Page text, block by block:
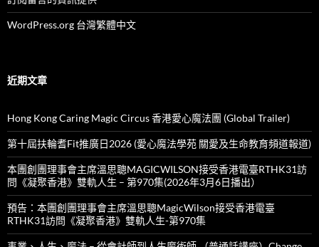
WordPress.org 台灣繁體中文
近期文章
Hong Kong Caring Magic Circus 香港愛心魔法團 (Global Trailer)
第十屆扶輪耆Fit推廣日2026 (愛心魔法學苑 關愛及生命教育頻道報道)
本團創團理事會主席溫思聰MAGICWILSON接受香港電臺RTHK31訪
問《凝聚香港》雙軌人生 – 第970集(2026年3月6日播出）
預告：本團創團理事會主席溫思聰MagicWilson接受香港電臺
RTHK31訪問《凝聚香港》雙軌人生-第970集